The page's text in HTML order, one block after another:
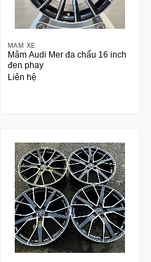
MÂM XE
Mâm Audi Mer đa chấu 16 inch
đen phay
Liên hệ